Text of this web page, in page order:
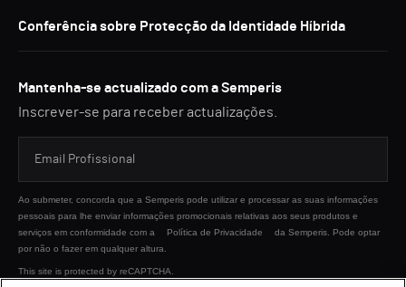
Conferência sobre Protecção da Identidade Híbrida
Mantenha-se actualizado com a Semperis
Inscrever-se para receber actualizações.
Ao submeter, concorda que a Semperis pode utilizar e processar as suas informações
pessoais para lhe enviar informações promocionais relativas aos seus produtos e
serviços em conformidade com a
Política de Privacidade
da Semperis. Pode optar
por não o fazer em qualquer altura.
This site is protected by reCAPTCHA.